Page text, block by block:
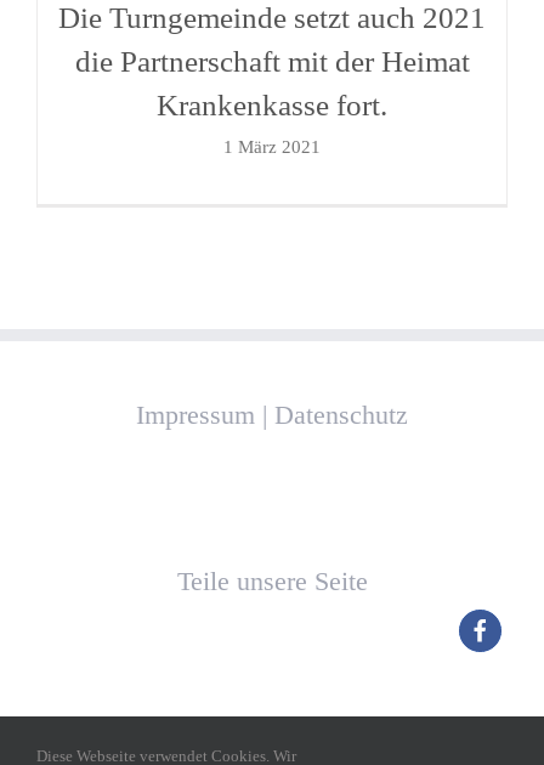
Die Turngemeinde setzt auch 2021
die Partnerschaft mit der Heimat
Krankenkasse fort.
1 März 2021
Impressum | Datenschutz
Teile unsere Seite
Diese Webseite verwendet Cookies. Wir